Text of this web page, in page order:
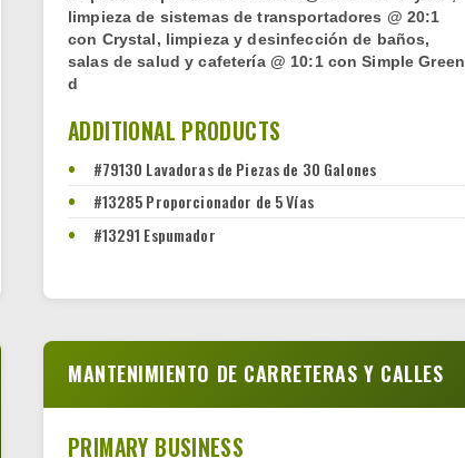
limpieza de sistemas de transportadores @ 20:1
con Crystal, limpieza y desinfección de baños,
salas de salud y cafetería @ 10:1 con Simple Green
d
ADDITIONAL PRODUCTS
#79130 Lavadoras de Piezas de 30 Galones
#13285 Proporcionador de 5 Vías
#13291 Espumador
MANTENIMIENTO DE CARRETERAS Y CALLES
PRIMARY BUSINESS